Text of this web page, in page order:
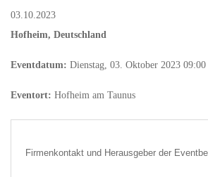
03.10.2023
Hofheim, Deutschland
Eventdatum: Dienstag, 03. Oktober 2023
Eventort: Hofheim am Taunus
Firmenkontakt und Herausgeber der